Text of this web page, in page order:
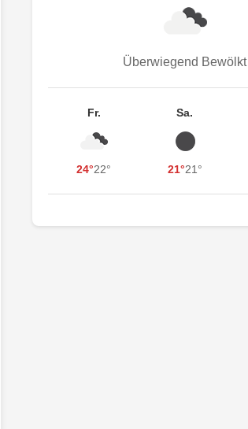
Überwiegend Bewölkt
Fr.
24°22°
Sa.
21°21°